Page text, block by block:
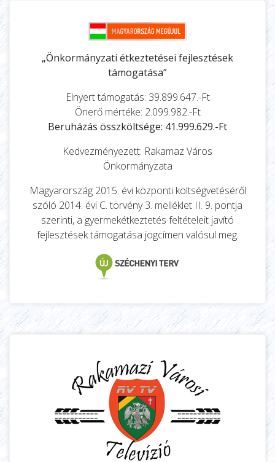
„Önkormányzati étkeztetései fejlesztések
támogatása”
Elnyert támogatás: 39.899.647.-Ft
Önerő mértéke: 2.099.982.-Ft
Beruházás összköltsége: 41.999.629.-Ft
Kedvezményezett: Rakamaz Város
Önkormányzata
Magyarország 2015. évi központi költségvetéséről
szóló 2014. évi C. törvény 3. melléklet II. 9. pontja
szerinti, a gyermekétkeztetés feltételeit javító
fejlesztések támogatása jogcímen valósul meg.